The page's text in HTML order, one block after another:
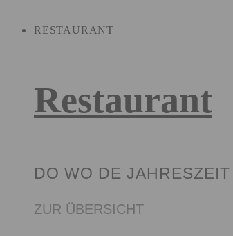
RESTAURANT
Restaurant
DO WO DE
ZUR ÜBERSICHT